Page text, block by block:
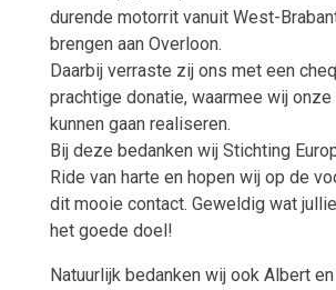
durende motorrit vanuit West-
brengen aan Overloon.
Daarbij verraste zij ons met een
prachtige donatie, waarmee wij
kunnen gaan realiseren.
Bij deze bedanken wij Stichting
Ride van harte en hopen wij op de
dit mooie contact. Geweldig wat
het goede doel!
Natuurlijk bedanken wij ook Albert